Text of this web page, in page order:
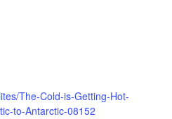
The-Cold-is-Getting-Hot-
to-Antarctic-08152